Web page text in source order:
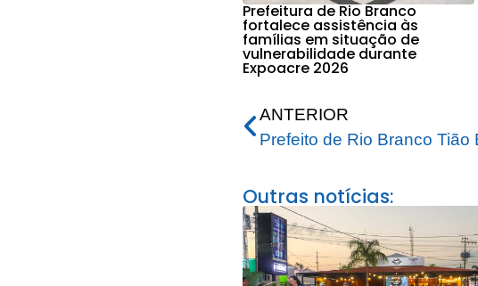
Prefeitura de Rio Branco
fortalece assistência às
famílias em situação de
vulnerabilidade durante
Expoacre 2026
ANTERIOR
Outras notícias: